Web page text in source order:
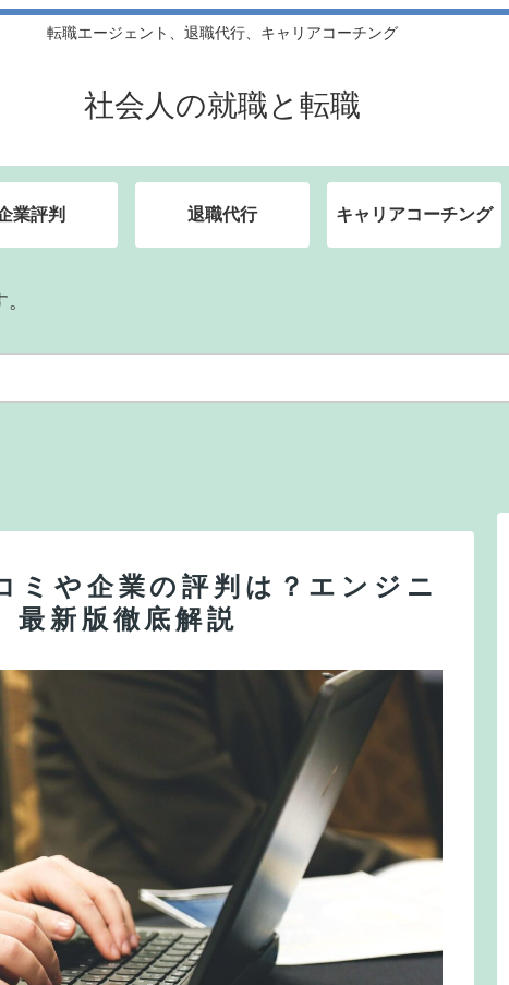
転職エージェント、退職代行、キャリアコーチング
社会人の就職と転職
業評判 退職代行 キャリアコーチング
ミや企業の評判は？エンジニ
最新版徹底解説